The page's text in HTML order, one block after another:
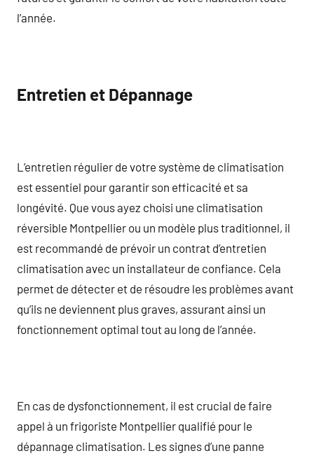
l’année.
Entretien et Dépannage
L’entretien régulier de votre système de climatisation
est essentiel pour garantir son efficacité et sa
longévité. Que vous ayez choisi une climatisation
réversible Montpellier ou un modèle plus traditionnel, il
est recommandé de prévoir un contrat d’entretien
climatisation avec un installateur de confiance. Cela
permet de détecter et de résoudre les problèmes avant
qu’ils ne deviennent plus graves, assurant ainsi un
fonctionnement optimal tout au long de l’année.
En cas de dysfonctionnement, il est crucial de faire
appel à un frigoriste Montpellier qualifié pour le
dépannage climatisation. Les signes d’une panne